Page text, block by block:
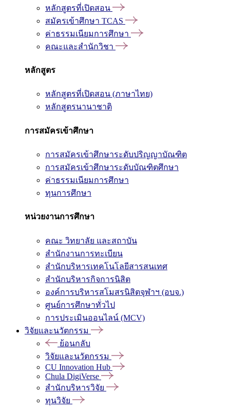
หลักสูตรที่เปิดสอน
สมัครเข้าศึกษา TCAS
ค่าธรรมเนียมการศึกษา
คณะและสำนักวิชา
หลักสูตร
หลักสูตรที่เปิดสอน (ภาษาไทย)
หลักสูตรนานาชาติ
การสมัครเข้าศึกษา
การสมัครเข้าศึกษาระดับปริญญาบัณฑิต
การสมัครเข้าศึกษาระดับบัณฑิตศึกษา
ค่าธรรมเนียมการศึกษา
ทุนการศึกษา
หน่วยงานการศึกษา
คณะ วิทยาลัย และสถาบัน
สำนักงานการทะเบียน
สำนักบริหารเทคโนโลยีสารสนเทศ
สำนักบริหารกิจการนิสิต
องค์การบริหารสโมสรนิสิตจุฬาฯ (อบจ.)
ศูนย์การศึกษาทั่วไป
การประเมินออนไลน์ (MCV)
วิจัยและนวัตกรรม
ย้อนกลับ
วิจัยและนวัตกรรม
CU Innovation Hub
Chula DigiVerse
สำนักบริหารวิจัย
ทุนวิจัย